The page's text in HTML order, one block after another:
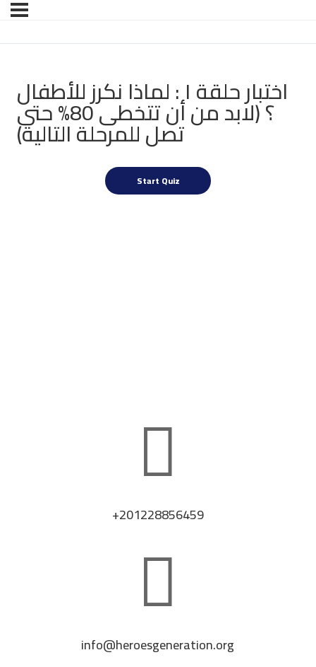
اختبار حلقة ١ : لماذا نكرز للأطفال
؟ (لابد من أن تتخطى 80% حتى
تصل للمرحلة التالية)

+201228856459

info@heroesgeneration.org